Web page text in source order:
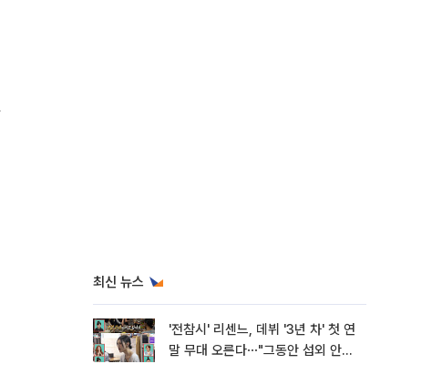
최신 뉴스
'전참시' 리센느, 데뷔 '3년 차' 첫 연
말 무대 오른다⋯"그동안 섭외 안